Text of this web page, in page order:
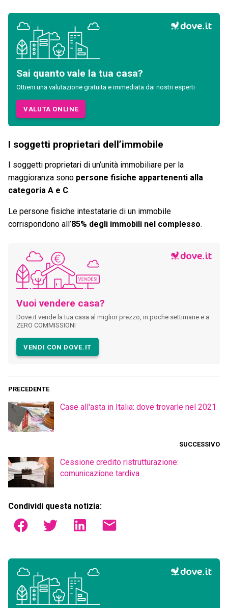
Sai quanto vale la tua casa?
Ottieni una valutazione gratuita e immediata dai nostri esperti
VALUTA ONLINE
I soggetti proprietari dell’immobile
I soggetti proprietari di un’unità immobiliare per la
maggioranza sono persone fisiche appartenenti alla
categoria A e C.
Le persone fisiche intestatarie di un immobile
corrispondono all’85% degli immobili nel complesso.
Vuoi vendere casa?
Dove.it vende la tua casa al miglior prezzo, in poche settimane e a
ZERO COMMISSIONI
VENDI CON DOVE.IT
PRECEDENTE
Case all'asta in Italia: dove trovarle nel 2021
SUCCESSIVO
Cessione credito ristrutturazione:
comunicazione tardiva
Condividi questa notizia: